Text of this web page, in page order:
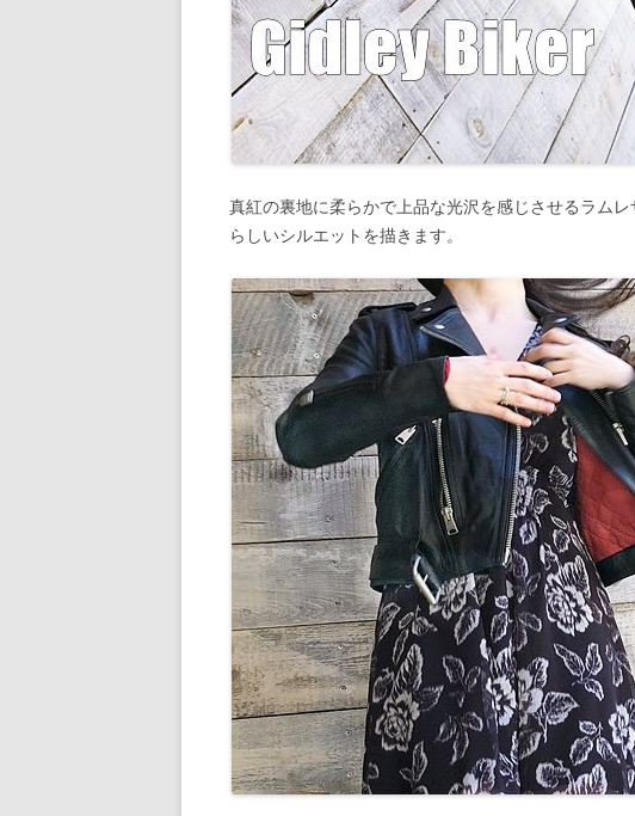
真紅の裏地に柔らかで上品な光沢を感じさせるラム
らしいシルエットを描きます。